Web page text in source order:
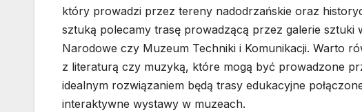
który prowadzi przez tereny nadodrzańskie oraz
sztuką polecamy trasę prowadzącą przez galerie sztuki
Narodowe czy Muzeum Techniki i Komunikacji. Warto
z literaturą czy muzyką, które mogą być prowadzone
idealnym rozwiązaniem będą trasy edukacyjne
interaktywne wystawy w muzeach.